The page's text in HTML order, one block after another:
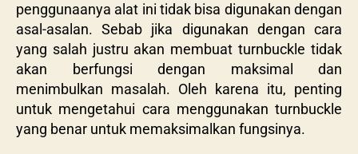
penggunaanya alat ini tidak bisa digunakan dengan
asal-asalan. Sebab jika digunakan dengan cara
yang salah justru akan membuat turnbuckle tidak
akan berfungsi dengan maksimal dan
menimbulkan masalah. Oleh karena itu, penting
untuk mengetahui cara menggunakan turnbuckle
yang benar untuk memaksimalkan fungsinya.